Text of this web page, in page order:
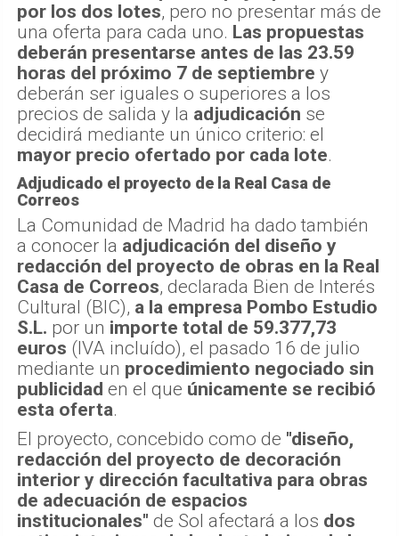
por los dos lotes, pero no presentar más de
una oferta para cada uno. Las propuestas
deberán presentarse antes de las 23.59
horas del próximo 7 de septiembre y
deberán ser iguales o superiores a los
precios de salida y la adjudicación se
decidirá mediante un único criterio: el
mayor precio ofertado por cada lote.
Adjudicado el proyecto de la Real Casa de
Correos
La Comunidad de Madrid ha dado también
a conocer la adjudicación del diseño y
redacción del proyecto de obras en la Real
Casa de Correos, declarada Bien de Interés
Cultural (BIC), a la empresa Pombo Estudio
S.L. por un importe total de 59.377,73
euros (IVA incluído), el pasado 16 de julio
mediante un procedimiento negociado sin
publicidad en el que únicamente se recibió
esta oferta.
El proyecto, concebido como de "diseño,
redacción del proyecto de decoración
interior y dirección facultativa para obras
de adecuación de espacios
institucionales" de Sol afectará a los dos